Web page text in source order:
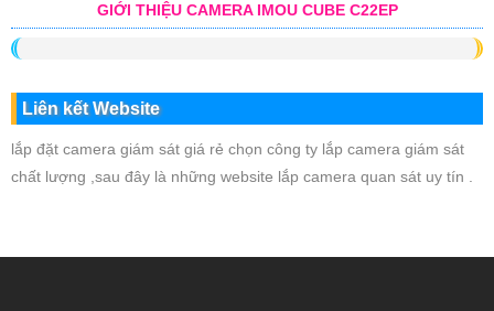
GIỚI THIỆU CAMERA IMOU CUBE C22EP
Liên kết Website
lắp đặt camera giám sát giá rẻ chọn công ty lắp camera giám sát
chất lượng ,sau đây là những website lắp camera quan sát uy tín .